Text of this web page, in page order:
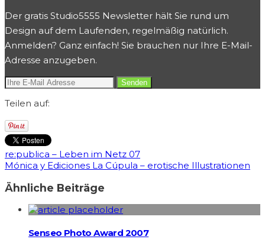
Der gratis Studio5555 Newsletter hält Sie rund um
Design auf dem Laufenden, regelmäßig natürlich.
Anmelden? Ganz einfach! Sie brauchen nur Ihre E-Mail-
Adresse anzugeben.
Teilen auf:
re:publica – Leben im Netz 07
Mónica y Ediciones La Cúpula – erotische Illustrationen
Ähnliche Beiträge
Senseo Photo Award 2007